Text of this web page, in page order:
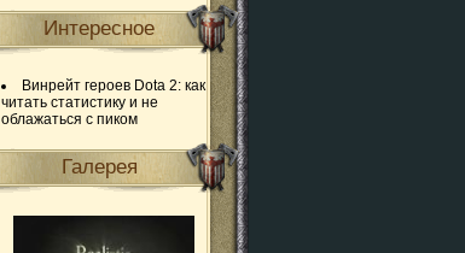
Интересное
Винрейт героев Dota 2: как
читать статистику и не
облажаться с пиком
Галерея